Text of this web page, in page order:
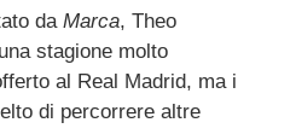
da Marca, Theo
stagione molto
al Real Madrid, ma i
di percorrere altre